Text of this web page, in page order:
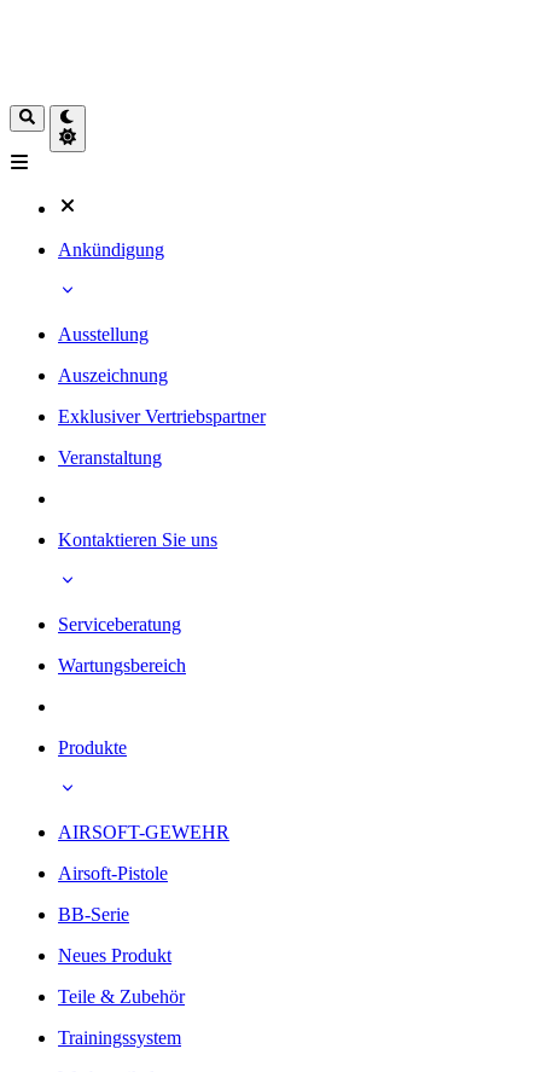
Ankündigung
Ausstellung
Auszeichnung
Exklusiver Vertriebspartner
Veranstaltung
Kontaktieren Sie uns
Serviceberatung
Wartungsbereich
Produkte
AIRSOFT-GEWEHR
Airsoft-Pistole
BB-Serie
Neues Produkt
Teile & Zubehör
Trainingssystem